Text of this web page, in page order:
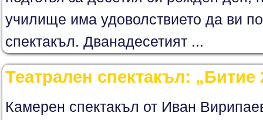
училище има удоволствието да ви
спектакъл. Дванадесетият ...
Театрален спектакъл: „Битие
Камерен спектакъл от Иван